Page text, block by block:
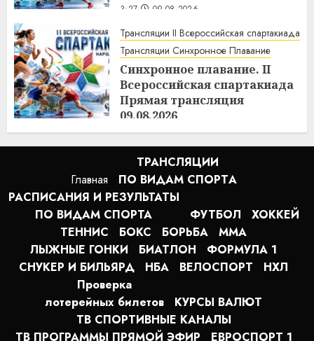
3:27 09.08.2026
Трансляции II Всероссийская спартакиада
Трансляции Синхронное Плавание
Синхронное плавание. II
Всероссийская спартакиада
Прямая трансляция
09.08.2026
3:17 09.08.2026
Главная
ТРАНСЛЯЦИИ
ПО ВИДАМ СПОРТA
РАСПИСАНИЯ И РЕЗУЛЬТАТЫ
ПО ВИДАМ СПОРТА
ФУТБОЛ
ХОККЕЙ
ТЕННИС
БОКС БОРЬБА
MMA
ЛЫЖНЫЕ ГОНКИ
БИАТЛОН
ФОРМУЛА 1
СНУКЕР И БИЛЬЯРД
НБА ВЕЛОСПОРТ
НХЛ
Проверка
лотерейных билетов
КУРСЫ ВАЛЮТ
ТВ СПОРТИВНЫЕ КАНАЛЫ
ТВ ПРОГРАММЫ ПРЯМОЙ ЭФИР
ЕВРОСПОРТ 1